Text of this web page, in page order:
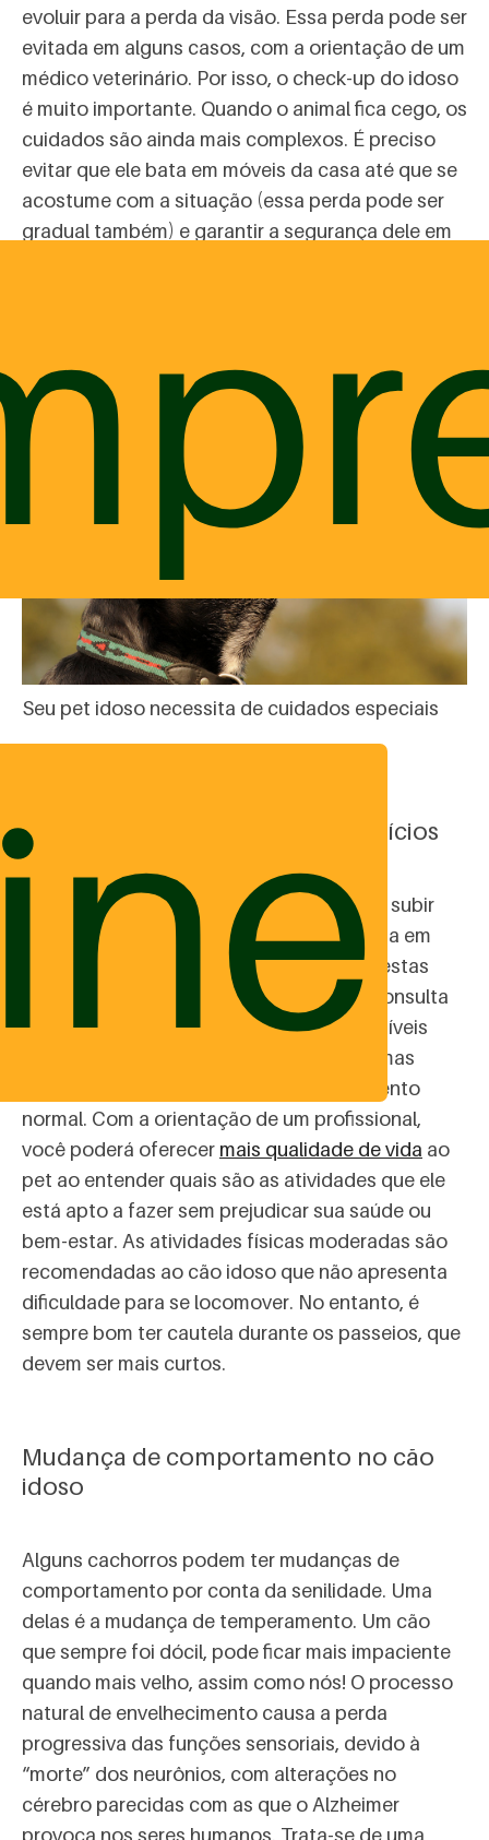
evoluir para a perda da visão. Essa perda pode ser
evitada em alguns casos, com a orientação de um
médico veterinário. Por isso, o check-up do idoso
é muito importante. Quando o animal fica cego, os
cuidados são ainda mais complexos. É preciso
evitar que ele bata em móveis da casa até que se
acostume com a situação (essa perda pode ser
gradual também) e garantir a segurança dele em
Seu pet idoso necessita de cuidados especiais
locomover, pular e praticar exercícios
Notou que o peludo tem dificuldade para subir
escadas ou descer do sofá? Ele escorrega em
pisos lisos ou tem perda de equilíbrio? Nestas
situações, sempre leve o cão para uma consulta
com o veterinário a fim de descartar possíveis
doenças. Em alguns casos, estes problemas
fazem parte do processo de envelhecimento
normal. Com a orientação de um profissional,
você poderá oferecer mais qualidade de vida ao
pet ao entender quais são as atividades que ele
está apto a fazer sem prejudicar sua saúde ou
bem-estar. As atividades físicas moderadas são
recomendadas ao cão idoso que não apresenta
dificuldade para se locomover. No entanto, é
sempre bom ter cautela durante os passeios, que
devem ser mais curtos.
Mudança de comportamento no cão
idoso
Alguns cachorros podem ter mudanças de
comportamento por conta da senilidade. Uma
delas é a mudança de temperamento. Um cão
que sempre foi dócil, pode ficar mais impaciente
quando mais velho, assim como nós! O processo
natural de envelhecimento causa a perda
progressiva das funções sensoriais, devido à
“morte” dos neurônios, com alterações no
cérebro parecidas com as que o Alzheimer